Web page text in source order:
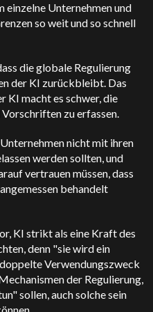
einzelne Unternehmen und
so weit und so schnell
die globale Regulierung
der KI zurückbleibt. Das
KI macht es schwer, die
zu erfassen.
nicht mit ihren
werden sollten, und
vertrauen müssen, dass
behandelt
KI strikt als eine Kraft des
denn "sie wird ein
Verwendungszweck
der Regulierung,
sollen, auch solche sein